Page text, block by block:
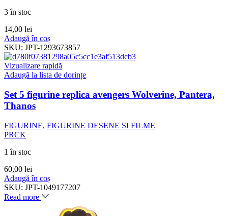
3 în stoc
14,00 lei
Adaugă în coș
SKU: JPT-1293673857
Vizualizare rapidă
Adaugă la lista de dorințe
Set 5 figurine replica avengers Wolverine, Pantera,
Thanos
FIGURINE, FIGURINE DESENE SI FILME
PRCK
1 în stoc
60,00 lei
Adaugă în coș
SKU: JPT-1049177207
Read more